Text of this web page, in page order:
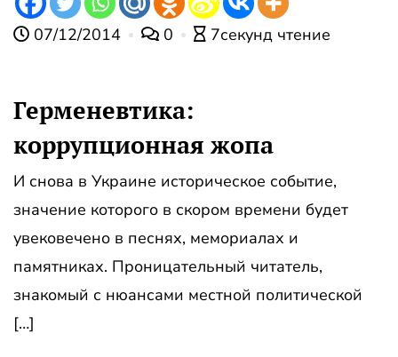
07/12/2014 0 7секунд чтение
Герменевтика:
коррупционная жопа
И снова в Украине историческое событие,
значение которого в скором времени будет
увековечено в песнях, мемориалах и
памятниках. Проницательный читатель,
знакомый с нюансами местной политической
[…]